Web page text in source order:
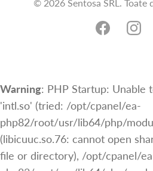
Warning: PHP Startup: Unable
'intl.so' (tried: /opt/cpanel/ea-
php82/root/usr/lib64/php/
(libicuuc.so.76: cannot open
file or directory), /opt/cpanel/